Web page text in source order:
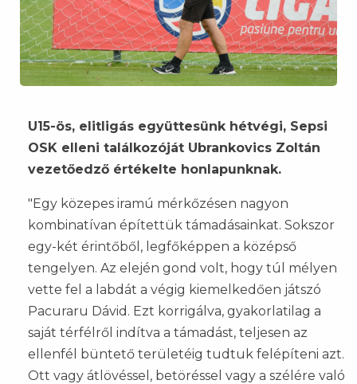
U15-ös, elitligás együttesünk hétvégi, Sepsi
OSK elleni találkozóját Ubrankovics Zoltán
vezetőedző értékelte honlapunknak.
"Egy közepes iramú mérkőzésen nagyon
kombinatívan építettük támadásainkat. Sokszor
egy-két érintőből, legfőképpen a középső
tengelyen. Az elején gond volt, hogy túl mélyen
vette fel a labdát a végig kiemelkedően játszó
Pacuraru Dávid. Ezt korrigálva, gyakorlatilag a
saját térfélről indítva a támadást, teljesen az
ellenfél büntető területéig tudtuk felépíteni azt.
Ott vagy átlövéssel, betöréssel vagy a szélére való